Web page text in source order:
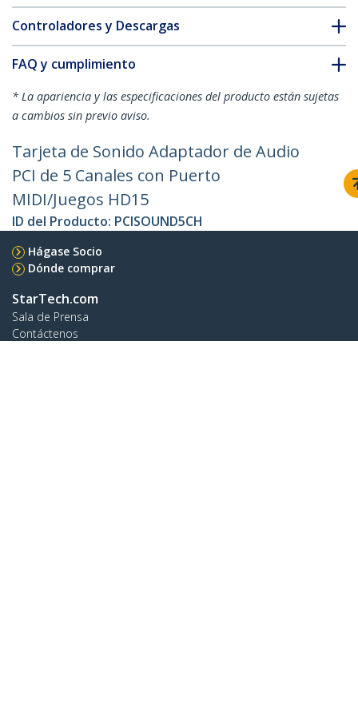
Controladores y Descargas
FAQ y cumplimiento
* La apariencia y las especificaciones del producto están sujetas
a cambios sin previo aviso.
Tarjeta de Sonido Adaptador de Audio
PCI de 5 Canales con Puerto
MIDI/Juegos HD15
ID del Producto: PCISOUND5CH
Hágase Socio
Dónde comprar
StarTech.com
Sala de Prensa
Contáctenos